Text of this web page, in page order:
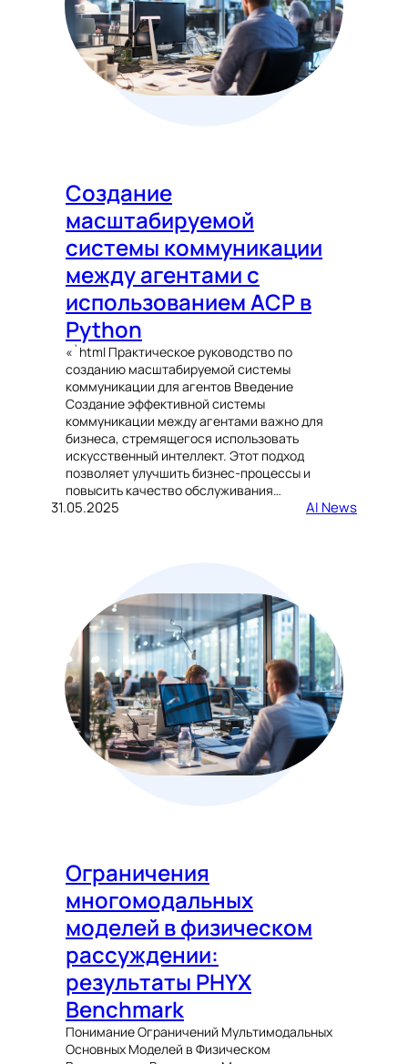
Создание
масштабируемой
системы коммуникации
между агентами с
использованием ACP в
Python
«`html Практическое руководство по
созданию масштабируемой системы
коммуникации для агентов Введение
Создание эффективной системы
коммуникации между агентами важно для
бизнеса, стремящегося использовать
искусственный интеллект. Этот подход
позволяет улучшить бизнес-процессы и
повысить качество обслуживания…
31.05.2025 AI News
Ограничения
многомодальных
моделей в физическом
рассуждении:
результаты PHYX
Benchmark
Понимание Ограничений Мультимодальных
Основных Моделей в Физическом